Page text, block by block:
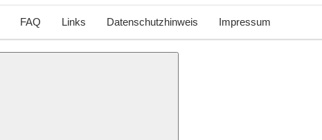
FAQ Links Datenschutzhinweis
Impressum